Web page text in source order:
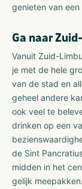
genieten van
Ga naar
Vanuit Zuid-
je met de hele
van de stad en
geheel andere
ook veel te
drinken op een
de Sint
midden in het
gelijk